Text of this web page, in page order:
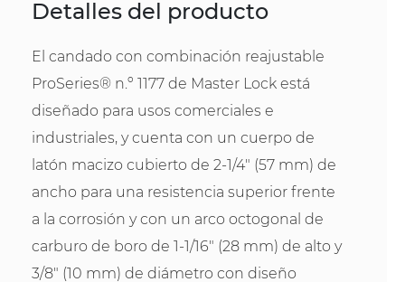
Detalles del producto
El candado con combinación reajustable
ProSeries® n.º 1177 de Master Lock está
diseñado para usos comerciales e
industriales, y cuenta con un cuerpo de
latón macizo cubierto de 2-1/4" (57 mm) de
ancho para una resistencia superior frente
a la corrosión y con un arco octogonal de
carburo de boro de 1-1/16" (28 mm) de alto y
3/8" (10 mm) de diámetro con diseño